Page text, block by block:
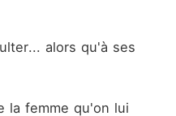
alors qu'à ses
la femme qu'on lui